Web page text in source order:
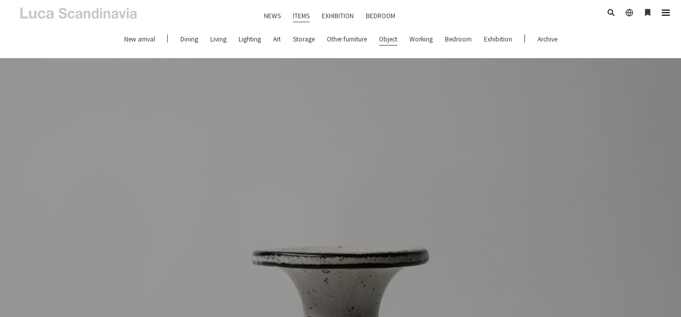
NEWS ITEMS EXHIBITION BEDROOM
日
ブ
New arrival Dining Living Lighting Art Storage Other furniture Object Working Bedroom Exhibition Archive